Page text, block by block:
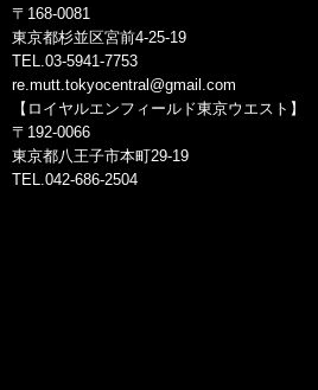
〒168-0081
東京都杉並区宮前4-25-19
TEL.03-5941-7753
re.mutt.tokyocentral@gmail.com
【ロイヤルエンフィールド東京ウエスト】
〒192-0066
東京都八王子市本町29-19
TEL.042-686-2504